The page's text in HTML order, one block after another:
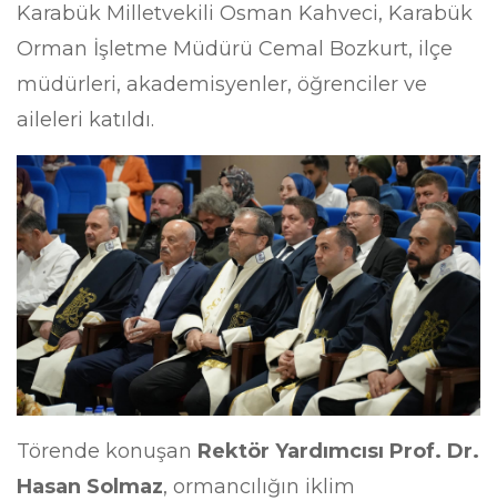
Karabük Milletvekili Osman Kahveci, Karabük
Orman İşletme Müdürü Cemal Bozkurt, ilçe
müdürleri, akademisyenler, öğrenciler ve
aileleri katıldı.
Törende konuşan Rektör Yardımcısı Prof. Dr.
Hasan Solmaz, ormancılığın iklim